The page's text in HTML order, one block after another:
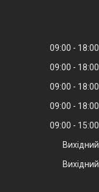
09:00
18:00
09:00
18:00
09:00
18:00
09:00
18:00
09:00
15:00
Вихідний
Вихідний